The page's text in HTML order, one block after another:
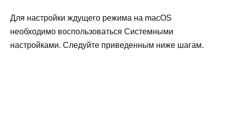
Для настройки ждущего режима на macOS
необходимо воспользоваться Системными
настройками. Следуйте приведенным ниже шагам.